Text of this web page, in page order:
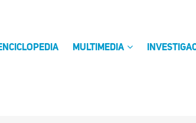
MULTIMEDIA